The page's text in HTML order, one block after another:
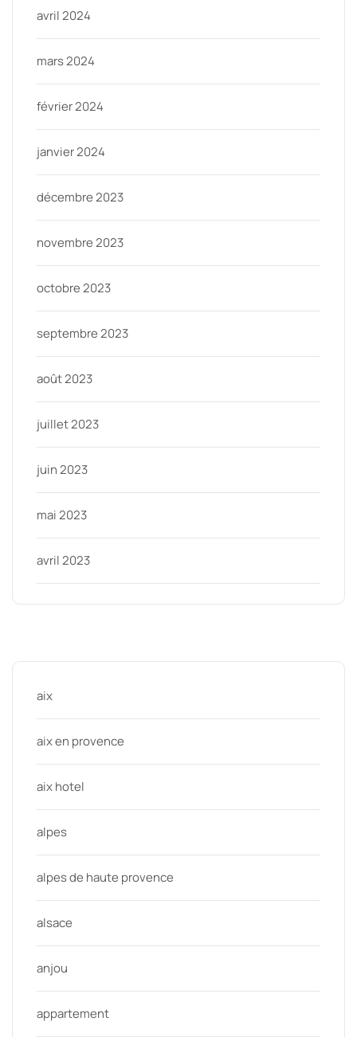
avril 2024
mars 2024
février 2024
janvier 2024
décembre 2023
novembre 2023
octobre 2023
septembre 2023
août 2023
juillet 2023
juin 2023
mai 2023
avril 2023
aix
aix en provence
aix hotel
alpes
alpes de haute provence
alsace
anjou
appartement